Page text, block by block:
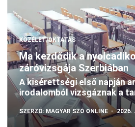
KÖZÉLET/OKTATÁS
Ma kezdődik a
záróvizsgája Szerbiában
A kisérettségi első napján
irodalomból vizsgáznak a
SZERZŐ: MAGYAR SZÓ ONLINE 2026.